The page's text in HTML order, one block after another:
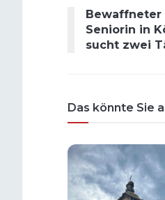
Bewaffneter
Seniorin in
sucht zwei
Das könnte Sie